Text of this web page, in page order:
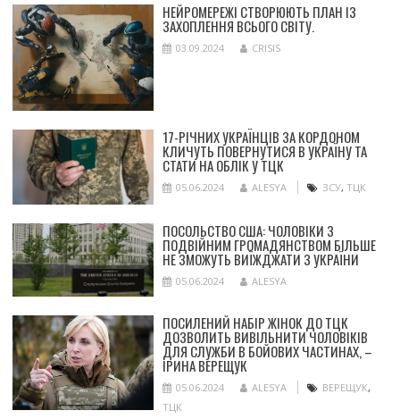
НЕЙРОМЕРЕЖІ СТВОРЮЮТЬ ПЛАН ІЗ
ЗАХОПЛЕННЯ ВСЬОГО СВІТУ.
03.09.2024 CRISIS
17-РІЧНИХ УКРАЇНЦІВ ЗА КОРДОНОМ
КЛИЧУТЬ ПОВЕРНУТИСЯ В УКРАЇНУ ТА
СТАТИ НА ОБЛІК У ТЦК
05.06.2024 ALESYA ЗСУ, ТЦК
ПОСОЛЬСТВО США: ЧОЛОВІКИ З
ПОДВІЙНИМ ГРОМАДЯНСТВОМ БІЛЬШЕ
НЕ ЗМОЖУТЬ ВИЇЖДЖАТИ З УКРАЇНИ
05.06.2024 ALESYA
ПОСИЛЕНИЙ НАБІР ЖІНОК ДО ТЦК
ДОЗВОЛИТЬ ВИВІЛЬНИТИ ЧОЛОВІКІВ
ДЛЯ СЛУЖБИ В БОЙОВИХ ЧАСТИНАХ, –
ІРИНА ВЕРЕЩУК
05.06.2024 ALESYA ВЕРЕЩУК,
ТЦК